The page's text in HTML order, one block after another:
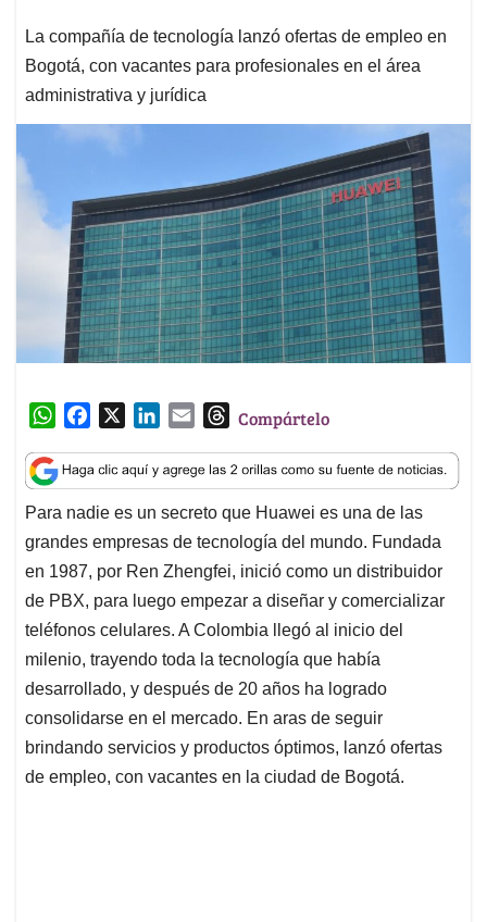
La compañía de tecnología lanzó ofertas de empleo en
Bogotá, con vacantes para profesionales en el área
administrativa y jurídica
W
a
t
s
A
p
p
c
e
b
o
o
k
n
k
e
d
I
n
a
i
l
T
r
e
a
d
s
Compártelo
Para nadie es un secreto que Huawei es una de las
grandes empresas de tecnología del mundo. Fundada
en 1987, por Ren Zhengfei, inició como un distribuidor
de PBX, para luego empezar a diseñar y comercializar
teléfonos celulares. A Colombia llegó al inicio del
milenio, trayendo toda la tecnología que había
desarrollado, y después de 20 años ha logrado
consolidarse en el mercado. En aras de seguir
brindando servicios y productos óptimos, lanzó ofertas
de empleo, con vacantes en la ciudad de Bogotá.